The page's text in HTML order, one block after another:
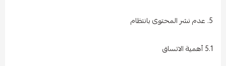
5. عدم نشر المحتوى بانتظام
5.1 أهمية الاتساق